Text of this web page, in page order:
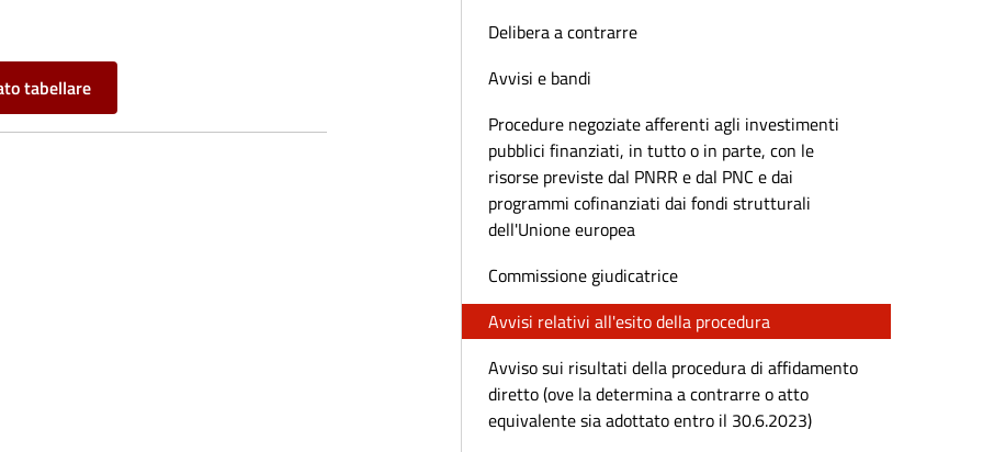
tabellare
Delibera a contrarre
Avvisi e bandi
Procedure negoziate afferenti agli investimenti
pubblici finanziati, in tutto o in parte, con le
risorse previste dal PNRR e dal PNC e dai
programmi cofinanziati dai fondi strutturali
dell'Unione europea
Commissione giudicatrice
Avvisi relativi all'esito della procedura
Avviso sui risultati della procedura di affidamento
diretto (ove la determina a contrarre o atto
equivalente sia adottato entro il 30.6.2023)